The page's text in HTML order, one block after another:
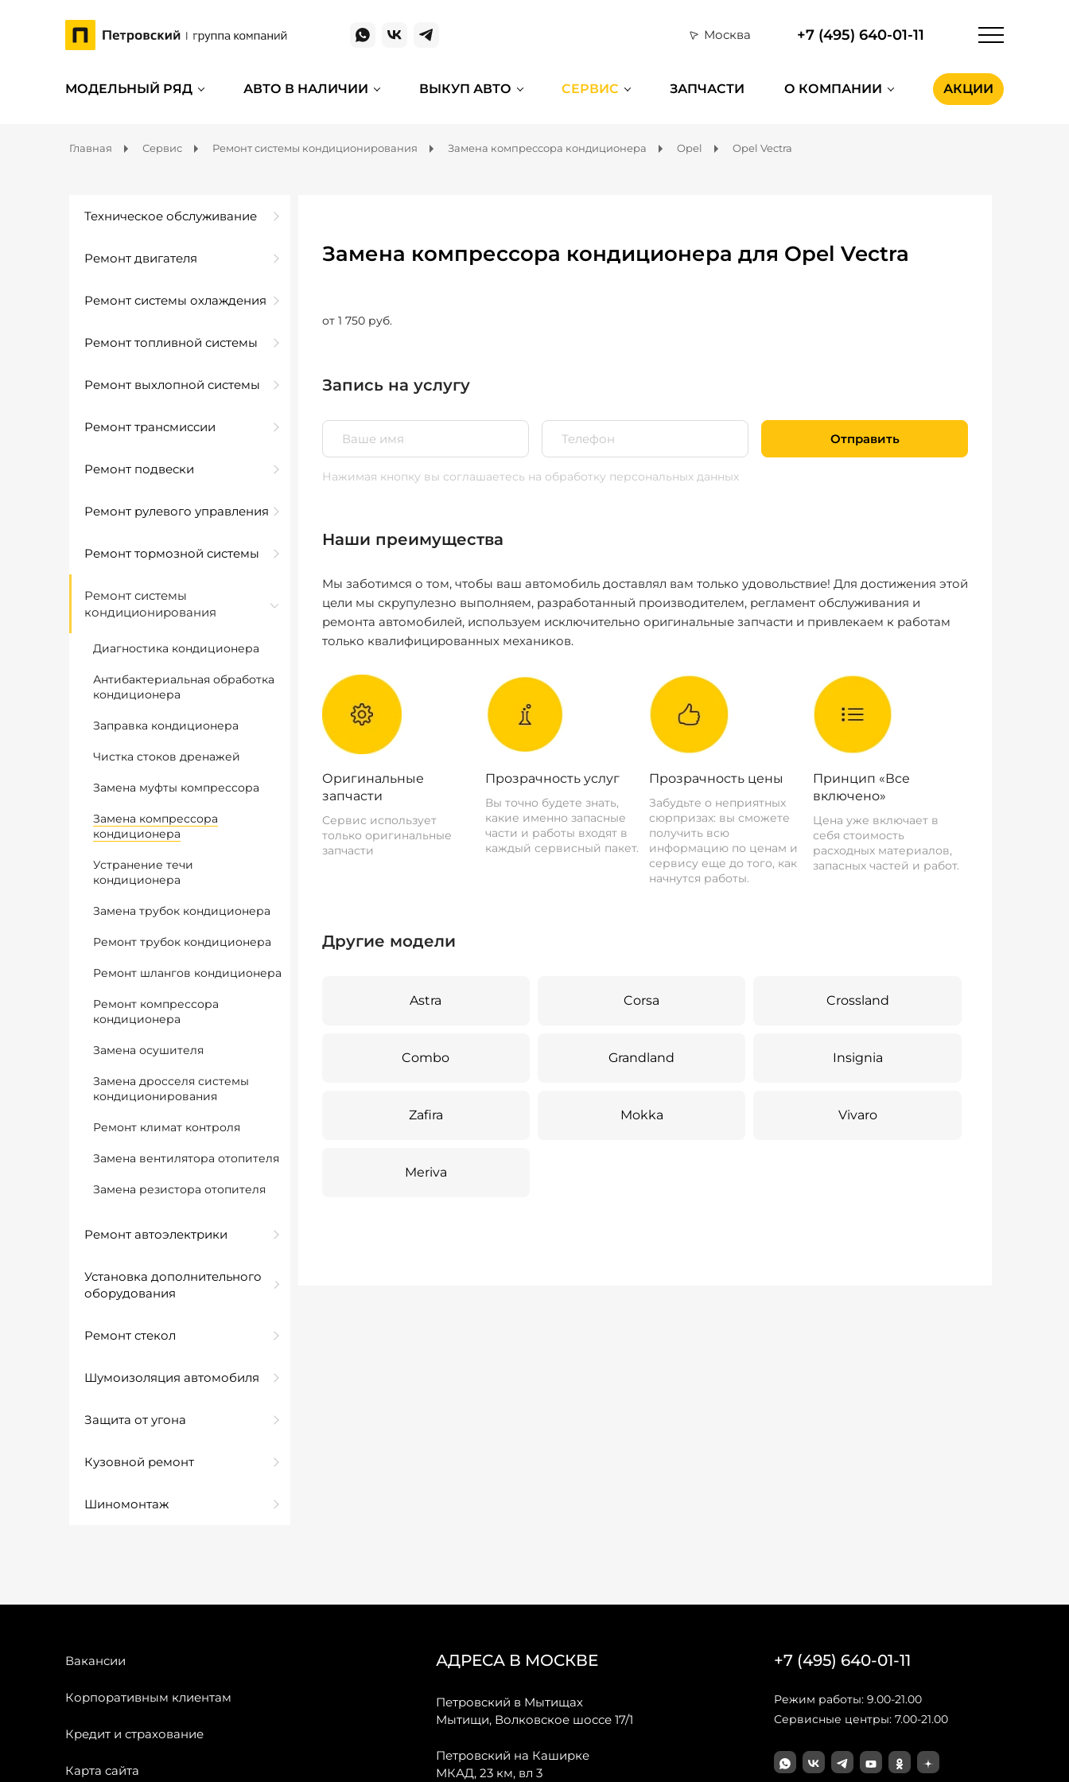
Москва +7 (495) 640-01-11
МОДЕЛЬНЫЙ РЯД АВТО В НАЛИЧИИ ВЫКУП АВТО СЕРВИС ЗАПЧАСТИ О КОМПАНИИ АКЦИИ
Главная Сервис Ремонт системы кондиционирования Замена компрессора кондиционера Opel Opel Vectra
Техническое обслуживание
Ремонт двигателя
Ремонт системы охлаждения
Ремонт топливной системы
Ремонт выхлопной системы
Ремонт трансмиссии
Ремонт подвески
Ремонт рулевого управления
Ремонт тормозной системы
Ремонт системы
кондиционирования
Диагностика кондиционера
Антибактериальная обработка
кондиционера
Заправка кондиционера
Чистка стоков дренажей
Замена муфты компрессора
Замена компрессора
кондиционера
Устранение течи
кондиционера
Замена трубок кондиционера
Ремонт трубок кондиционера
Ремонт шлангов кондиционера
Ремонт компрессора
кондиционера
Замена осушителя
Замена дросселя системы
кондиционирования
Ремонт климат контроля
Замена вентилятора отопителя
Замена резистора отопителя
Ремонт автоэлектрики
Установка дополнительного
оборудования
Ремонт стекол
Шумоизоляция автомобиля
Защита от угона
Кузовной ремонт
Шиномонтаж
Замена компрессора кондиционера для Opel Vectra
от 1 750 руб.
Запись на услугу
Отправить
Нажимая кнопку вы соглашаетесь на обработку персональных данных
Наши преимущества
Мы заботимся о том, чтобы ваш автомобиль доставлял вам только удовольствие! Для достижения этой
цели мы скрупулезно выполняем, разработанный производителем, регламент обслуживания и
ремонта автомобилей, используем исключительно оригинальные запчасти и привлекаем к работам
только квалифицированных механиков.
Оригинальные
запчасти
Сервис использует
только оригинальные
запчасти
Прозрачность услуг
Вы точно будете знать,
какие именно запасные
части и работы входят в
каждый сервисный пакет.
Прозрачность цены
Забудьте о неприятных
сюрпризах: вы сможете
получить всю
информацию по ценам и
сервису еще до того, как
начнутся работы.
Принцип «Все
включено»
Цена уже включает в
себя стоимость
расходных материалов,
запасных частей и работ.
Другие модели
Astra Corsa Crossland
Combo Grandland Insignia
Zafira Mokka Vivaro
Meriva
Вакансии
Корпоративным клиентам
Кредит и страхование
Карта сайта
АДРЕСА В МОСКВЕ
Петровский в Мытищах
Мытищи, Волковское шоссе 17/1
Петровский на Каширке
МКАД, 23 км, вл 3
+7 (495) 640-01-11
Режим работы: 9.00-21.00
Сервисные центры: 7.00-21.00